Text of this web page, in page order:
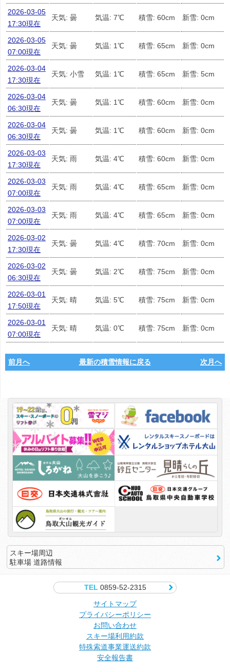
2026-03-05
17:30現在
天気: 曇 気温: 7℃ 積雪: 60cm 新雪: 0cm
2026-03-05
07:00現在
天気: 曇 気温: 1℃ 積雪: 65cm 新雪: 0cm
2026-03-04
17:30現在
天気: 小雪 気温: 1℃ 積雪: 65cm 新雪: 5cm
2026-03-04
06:30現在
天気: 曇 気温: 1℃ 積雪: 60cm 新雪: 0cm
2026-03-04
06:30現在
天気: 曇 気温: 1℃ 積雪: 60cm 新雪: 0cm
2026-03-03
17:30現在
天気: 雨 気温: 4℃ 積雪: 60cm 新雪: 0cm
2026-03-03
07:00現在
天気: 雨 気温: 4℃ 積雪: 65cm 新雪: 0cm
2026-03-03
07:00現在
天気: 雨 気温: 4℃ 積雪: 65cm 新雪: 0cm
2026-03-02
17:30現在
天気: 曇 気温: 4℃ 積雪: 70cm 新雪: 0cm
2026-03-02
06:30現在
天気: 曇 気温: 2℃ 積雪: 75cm 新雪: 0cm
2026-03-01
17:50現在
天気: 晴 気温: 5℃ 積雪: 75cm 新雪: 0cm
2026-03-01
07:00現在
天気: 晴 気温: 0℃ 積雪: 75cm 新雪: 0cm
前月へ 最新の積雪情報に戻る 次月へ
スキー場周辺
駐車場 道路情報
TEL0859-52-2315
サイトマップ
プライバシーポリシー
お問い合わせ
スキー場利用約款
特殊索道事業運送約款
安全報告書